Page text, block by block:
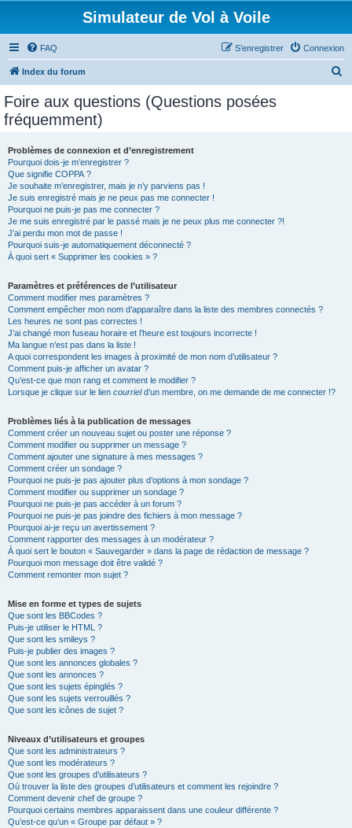
Simulateur de Vol à Voile
FAQ Connexion
S’enregistrer
Index du forum
Foire aux questions (Questions posées
fréquemment)
Problèmes de connexion et d’enregistrement
Pourquoi dois-je m’enregistrer ?
Que signifie COPPA ?
Je souhaite m’enregistrer, mais je n’y parviens pas !
Je suis enregistré mais je ne peux pas me connecter !
Pourquoi ne puis-je pas me connecter ?
Je me suis enregistré par le passé mais je ne peux plus me connecter ?!
J’ai perdu mon mot de passe !
Pourquoi suis-je automatiquement déconnecté ?
À quoi sert « Supprimer les cookies » ?
Paramètres et préférences de l’utilisateur
Comment modifier mes paramètres ?
Comment empêcher mon nom d’apparaître dans la liste des membres connectés ?
Les heures ne sont pas correctes !
J’ai changé mon fuseau horaire et l’heure est toujours incorrecte !
Ma langue n’est pas dans la liste !
A quoi correspondent les images à proximité de mon nom d’utilisateur ?
Comment puis-je afficher un avatar ?
Qu’est-ce que mon rang et comment le modifier ?
Lorsque je clique sur le lien courrield’un membre, on me demande de me connecter !?
Problèmes liés à la publication de messages
Comment créer un nouveau sujet ou poster une réponse ?
Comment modifier ou supprimer un message ?
Comment ajouter une signature à mes messages ?
Comment créer un sondage ?
Pourquoi ne puis-je pas ajouter plus d’options à mon sondage ?
Comment modifier ou supprimer un sondage ?
Pourquoi ne puis-je pas accéder à un forum ?
Pourquoi ne puis-je pas joindre des fichiers à mon message ?
Pourquoi ai-je reçu un avertissement ?
Comment rapporter des messages à un modérateur ?
À quoi sert le bouton « Sauvegarder » dans la page de rédaction de message ?
Pourquoi mon message doit être validé ?
Comment remonter mon sujet ?
Mise en forme et types de sujets
Que sont les BBCodes ?
Puis-je utiliser le HTML ?
Que sont les smileys ?
Puis-je publier des images ?
Que sont les annonces globales ?
Que sont les annonces ?
Que sont les sujets épinglés ?
Que sont les sujets verrouillés ?
Que sont les icônes de sujet ?
Niveaux d’utilisateurs et groupes
Que sont les administrateurs ?
Que sont les modérateurs ?
Que sont les groupes d’utilisateurs ?
Où trouver la liste des groupes d’utilisateurs et comment les rejoindre ?
Comment devenir chef de groupe ?
Pourquoi certains membres apparaissent dans une couleur différente ?
Qu’est-ce qu’un « Groupe par défaut » ?